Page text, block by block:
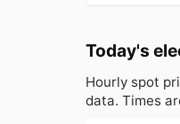
Today's
Hourly spot
data. Times